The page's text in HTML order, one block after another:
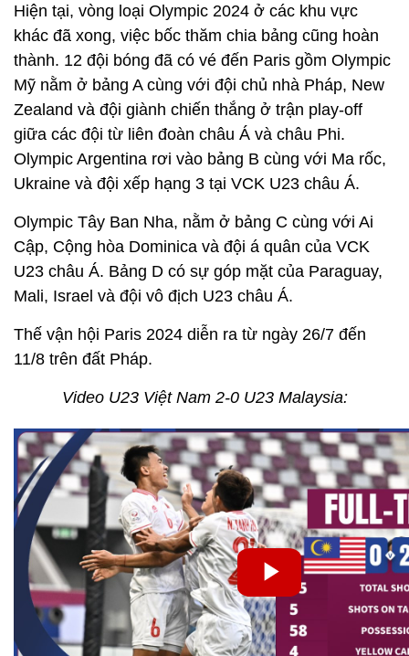
Hiện tại, vòng loại Olympic 2024 ở các khu vực
khác đã xong, việc bốc thăm chia bảng cũng hoàn
thành. 12 đội bóng đã có vé đến Paris gồm Olympic
Mỹ nằm ở bảng A cùng với đội chủ nhà Pháp, New
Zealand và đội giành chiến thắng ở trận play-off
giữa các đội từ liên đoàn châu Á và châu Phi.
Olympic Argentina rơi vào bảng B cùng với Ma rốc,
Ukraine và đội xếp hạng 3 tại VCK U23 châu Á.
Olympic Tây Ban Nha, nằm ở bảng C cùng với Ai
Cập, Cộng hòa Dominica và đội á quân của VCK
U23 châu Á. Bảng D có sự góp mặt của Paraguay,
Mali, Israel và đội vô địch U23 châu Á.
Thế vận hội Paris 2024 diễn ra từ ngày 26/7 đến
11/8 trên đất Pháp.
Video U23 Việt Nam 2-0 U23 Malaysia: